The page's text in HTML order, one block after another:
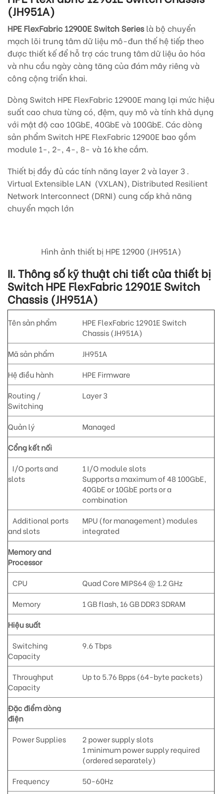
(JH951A)
HPE FlexFabric 12900E Switch Series là bộ chuyển
mạch lõi trung tâm dữ liệu mô-đun thế hệ tiếp theo
được thiết kế để hỗ trợ các trung tâm dữ liệu ảo hóa
và nhu cầu ngày càng tăng của đám mây riêng và
công cộng triển khai.
Dòng Switch HPE FlexFabric 12900E mang lại mức hiệu
suất cao chưa từng có, đệm, quy mô và tính khả dụng
với mật độ cao 10GbE, 40GbE và 100GbE. Các dòng
sản phẩm Switch HPE FlexFabric 12900E bao gồm
module 1-, 2-, 4-, 8- và 16 khe cắm.
Thiết bị đầy đủ các tính năng layer 2 và layer 3 .
Virtual Extensible LAN (VXLAN), Distributed Resilient
Network Interconnect (DRNI) cung cấp khả năng
chuyển mạch lớn
Hình ảnh thiết bị HPE 12900 (JH951A)
II. Thông số kỹ thuật chi tiết của thiết bị
Switch HPE FlexFabric 12901E Switch
Chassis (JH951A)
Tên sản phẩm
HPE FlexFabric 12901E Switch
Chassis (JH951A)
Mã sản phẩm
JH951A
Hệ điều hành
HPE Firmware
Routing /
Switching
Layer 3
Quản lý
Managed
Cổng kết nối
I/O ports and
slots
1 I/O module slots
Supports a maximum of 48 100GbE,
40GbE or 10GbE ports or a
combination
Additional ports
and slots
MPU (for management) modules
integrated
Memory and
Processor
CPU
Quad Core MIPS64 @ 1.2 GHz
Memory
1 GB flash, 16 GB DDR3 SDRAM
Hiệu suất
Switching
Capacity
9.6 Tbps
Throughput
Capacity
Up to 5.76 Bpps (64-byte packets)
Đặc điểm dòng
điện
Power Supplies
2 power supply slots
1 minimum power supply required
(ordered separately)
Frequency
50-60Hz